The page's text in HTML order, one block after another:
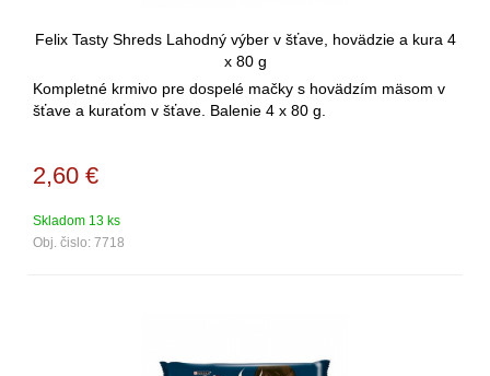
Felix Tasty Shreds Lahodný výber v šťave, hovädzie a kura 4
x 80 g
Kompletné krmivo pre dospelé mačky s hovädzím mäsom v
šťave a kuraťom v šťave. Balenie 4 x 80 g.
2,60 €
Skladom 13 ks
Obj. čislo: 7718